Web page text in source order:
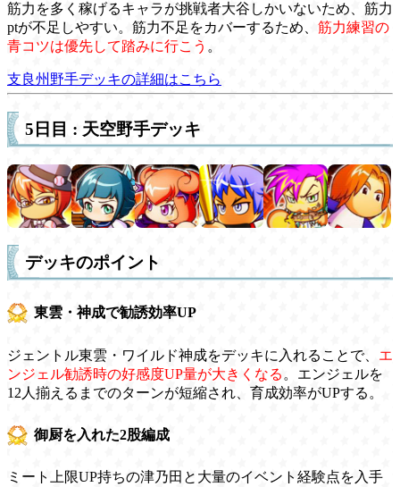
筋力を多く稼げるキャラが挑戦者大谷しかいないため、筋力
ptが不足しやすい。筋力不足をカバーするため、 筋力練習の
青コツは優先して踏みに行こう 。
支良州野手デッキの詳細はこちら
5日目 : 天空野手デッキ
デッキのポイント
東雲・神成で勧誘効率UP
ジェントル東雲・ワイルド神成をデッキに入れることで、 エ
ンジェル勧誘時の好感度UP量が大きくなる 。エンジェルを
12人揃えるまでのターンが短縮され、育成効率がUPする。
御厨を入れた2股編成
ミート上限UP持ちの津乃田と大量のイベント経験点を入手